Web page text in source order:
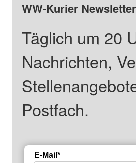
WW-Kurier
Täglich um 20
Nachrichten,
Postfach.
E-Mail*